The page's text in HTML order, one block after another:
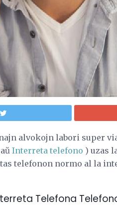
alvokojn labori super
Interreta telefono ) uzas
telefonon normo al la
Telefona